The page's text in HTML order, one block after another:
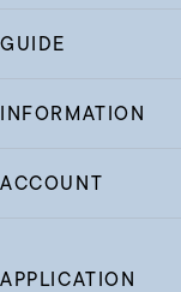
GUIDE
INFORMATION
ACCOUNT
APPLICATION